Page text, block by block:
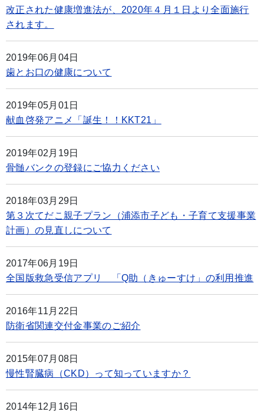
改正された健康増進法が、2020年４月１日より全面施行
されます。
2019年06月04日
歯とお口の健康について
2019年05月01日
献血啓発アニメ「誕生！！KKT21」
2019年02月19日
骨髄バンクの登録にご協力ください
2018年03月29日
第３次てだこ親子プラン（浦添市子ども・子育て支援事業
計画）の見直しについて
2017年06月19日
全国版救急受信アプリ 「Q助（きゅーすけ」の利用推進
2016年11月22日
防衛省関連交付金事業のご紹介
2015年07月08日
慢性腎臓病（CKD）って知っていますか？
2014年12月16日